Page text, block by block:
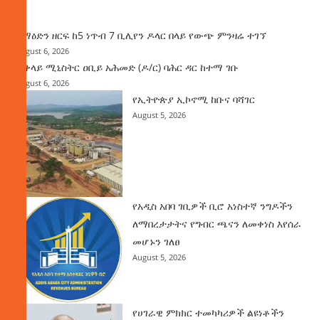
ከማዕድን ዘርፍ ከ5 ነጥብ 7 ቢሊየን ዶላር በላይ የውጭ ምንዛሬ ተገኘ
August 6, 2026
ጠቅላይ ሚኒስትር ዐቢይ አሕመድ (ዶ/ር) ባሕር ዳር ከተማ ገቡ
August 6, 2026
የኢትዮጵያ ኢኮኖሚ ከቡና ባሻገር
August 5, 2026
የአዲስ አበባ ገቢዎች ቢሮ አነስተኛ ንግዶችን
ለማበረታታትና የግብር ጫናን ለመቀነስ እየሰራ
መሆኑን ገለፀ
August 5, 2026
የሀገራዊ ምክክር ተመካካሪዎች ልዩነቶችን